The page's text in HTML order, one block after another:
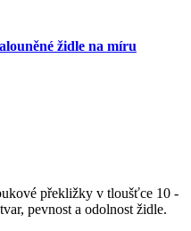
židle na míru
překližky v tloušťce 10 -
pevnost a odolnost židle.